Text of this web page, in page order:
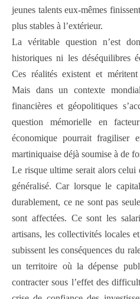
jeunes talents eux-mêmes
plus stables à l’extérieur.
La véritable question n’est
historiques ni les déséquilibres
Ces réalités existent et méritent
Mais dans un contexte
financières et géopolitiques
question mémorielle en
économique pourrait fragiliser
martiniquaise déjà soumise à de
Le risque ultime serait alors celui
généralisé. Car lorsque le
durablement, ce ne sont pas
sont affectées. Ce sont les
artisans, les collectivités locales
subissent les conséquences du
un territoire où la dépense
contracter sous l’effet des